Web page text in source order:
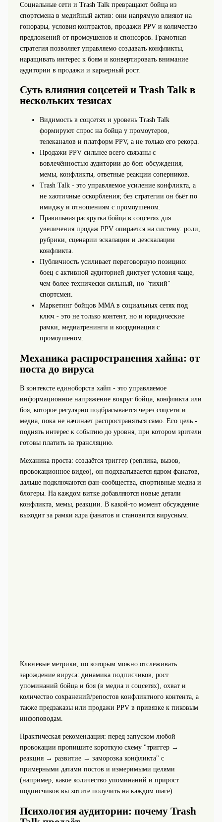
Социальные сети и Trash Talk превращают бойца из
спортсмена в медийный актив: они напрямую влияют на
гонорары, условия контрактов, продажи PPV и количество
предложений от промоушенов и спонсоров. Грамотная
стратегия позволяет управляемо создавать конфликты,
наращивать интерес к боям и конвертировать внимание
аудитории в продажи и карьерный рост.
Суть влияния соцсетей и Trash Talk в
нескольких тезисах
Видимость в соцсетях и уровень Trash Talk
формируют спрос на бойца у промоутеров,
телеканалов и платформ PPV, а не только его рекорд.
Продажи PPV сильнее всего связаны с
вовлечённостью аудитории до боя: обсуждения,
мемы, конфликты, ответные реакции соперников.
Trash Talk - это управляемое усиление конфликта, а
не хаотичные оскорбления; без стратегии он бьёт по
имиджу и отношениям с промоушеном.
Правильная раскрутка бойца в соцсетях для
увеличения продаж PPV опирается на систему: роли,
рубрики, сценарии эскалации и деэскалации
конфликта.
Публичность усиливает переговорную позицию:
боец с активной аудиторией диктует условия чаще,
чем более технически сильный, но "тихий"
спортсмен.
Маркетинг бойцов MMA в социальных сетях под
ключ - это не только контент, но и юридические
рамки, медиатренинги и координация с
промоушеном.
Механика распространения хайпа: от
поста до вируса
В контексте единоборств хайп - это управляемое
информационное напряжение вокруг бойца, конфликта или
боя, которое регулярно подбрасывается через соцсети и
медиа, пока не начинает распространяться само. Его цель -
поднять интерес к событию до уровня, при котором зрители
готовы платить за трансляцию.
Механика проста: создаётся триггер (реплика, вызов,
провокационное видео), он подхватывается ядром фанатов,
дальше подключаются фан-сообщества, спортивные медиа и
блогеры. На каждом витке добавляются новые детали
конфликта, мемы, реакции. В какой‑то момент обсуждение
выходит за рамки ядра фанатов и становится вирусным.
Ключевые метрики, по которым можно отслеживать
зарождение вируса: динамика подписчиков, рост
упоминаний бойца и боя (в медиа и соцсетях), охват и
количество сохранений/репостов конфликтного контента, а
также предзаказы или продажи PPV в привязке к пиковым
инфоповодам.
Практическая рекомендация: перед запуском любой
провокации пропишите короткую схему "триггер →
реакция → развитие → заморозка конфликта" с
примерными датами постов и измеримыми целями
(например, какое количество упоминаний и прирост
подписчиков вы хотите получить на каждом шаге).
Психология аудитории: почему Trash